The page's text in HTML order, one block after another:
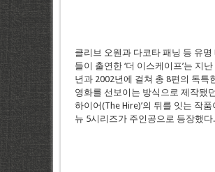
클리브 오웬과 다코타 패닝 등 유명
들이 출연한 ‘더 이스케이프’는 지난
년과 2002년에 걸쳐 총 8편의 독특
영화를 선보이는 방식으로 제작됐던
하이어(The Hire)’의 뒤를 잇는 작품
뉴 5시리즈가 주인공으로 등장했다.